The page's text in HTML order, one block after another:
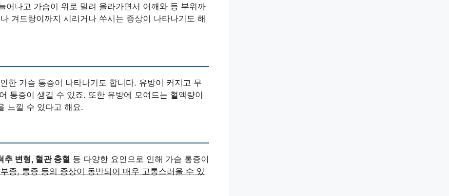
어나고 가슴이 위로 밀려 올라가면서 어깨와 등 부위까
겨드랑이까지 시리거나 쑤시는 증상이 나타나기도 해
한 가슴 통증이 나타나기도 합니다. 유방이 커지고 무
통증이 생길 수 있죠. 또한 유방에 모여드는 혈액량이
느낄 수 있다고 해요.
변형, 혈관 충혈 등 다양한 요인으로 인해 가슴 통증이
종, 통증 등의 증상이 동반되어 매우 고통스러울 수 있